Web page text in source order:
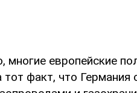
многие европейские
факт, что